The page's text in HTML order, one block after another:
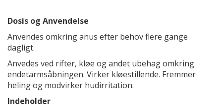
Dosis og Anvendelse
Anvendes omkring anus efter behov flere gange
dagligt.
Anvedes ved rifter, kløe og andet ubehag omkring
endetarmsåbningen. Virker kløestillende. Fremmer
heling og modvirker hudirritation.
Indeholder